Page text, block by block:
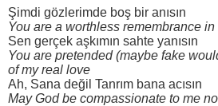
Şimdi gözlerimde boş bir anısın
You are a worthless remembrance in
Sen gerçek aşkımın sahte yanısın
You are pretended (maybe fake
of my real love
Ah, Sana değil Tanrım bana acısın
May God be compassionate to me